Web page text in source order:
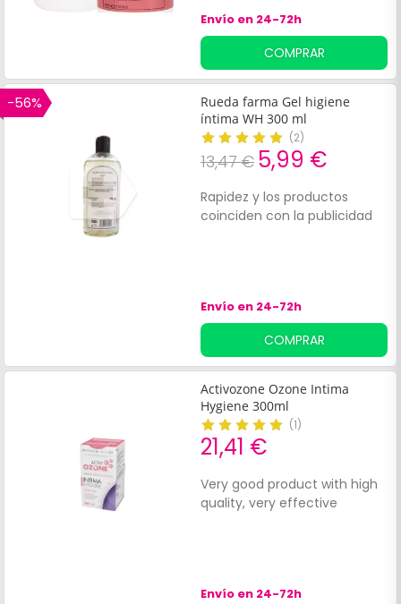
Envío en 24-72h
COMPRAR
-56%
Rueda farma Gel higiene
íntima WH 300 ml
(2)
13,47 € 5,99 €
Rapidez y los productos
coinciden con la publicidad
Envío en 24-72h
COMPRAR
Activozone Ozone Intima
Hygiene 300ml
(1)
21,41 €
Very good product with high
quality, very effective
Envío en 24-72h